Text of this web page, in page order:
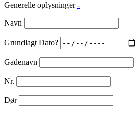
Generelle oplysninger -
Navn
Grundlagt Dato?
Gadenavn
Nr.
Dør